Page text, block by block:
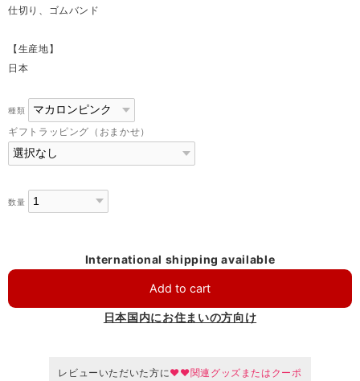
仕切り、ゴムバンド
【生産地】
日本
種類
ギフトラッピング（おまかせ）
数量
International shipping available
Add to cart
日本国内にお住まいの方向け
レビューいただいた方に♥♥関連グッズまたはクーポ